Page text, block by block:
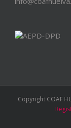
Copyright COAF